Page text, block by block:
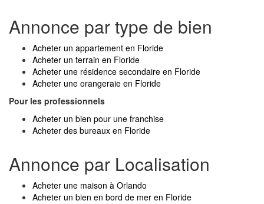
Annonce par type de bien
Acheter un appartement en Floride
Acheter un terrain en Floride
Acheter une résidence secondaire en Floride
Acheter une orangeraie en Floride
Pour les professionnels
Acheter un bien pour une franchise
Acheter des bureaux en Floride
Annonce par Localisation
Acheter une maison à Orlando
Acheter un bien en bord de mer en Floride